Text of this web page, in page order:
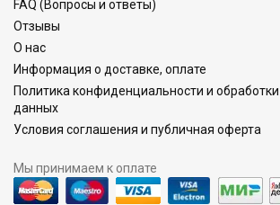
FAQ (Вопросы и ответы)
Отзывы
О нас
Информация о доставке, оплате
Политика конфиденциальности и
данных
Условия соглашения и публичная оферта
Мы принимаем к оплате